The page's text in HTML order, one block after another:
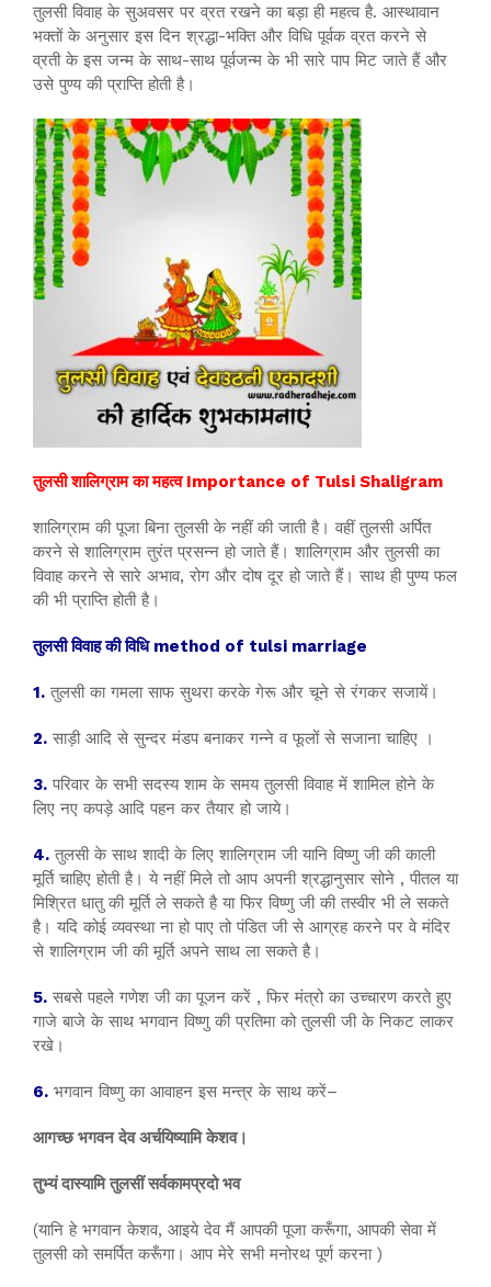
तुलसी विवाह के सुअवसर पर व्रत रखने का बड़ा ही महत्व है. आस्थावान
भक्तों के अनुसार इस दिन श्रद्धा-भक्ति और विधि पूर्वक व्रत करने से
व्रती के इस जन्म के साथ-साथ पूर्वजन्म के भी सारे पाप मिट जाते हैं और
उसे पुण्य की प्राप्ति होती है।
तुलसी शालिग्राम का महत्व Importance of Tulsi Shaligram
शालिग्राम की पूजा बिना तुलसी के नहीं की जाती है। वहीं तुलसी अर्पित
करने से शालिग्राम तुरंत प्रसन्‍न हो जाते हैं। शालिग्राम और तुलसी का
विवाह करने से सारे अभाव, रोग और दोष दूर हो जाते हैं। साथ ही पुण्‍य फल
की भी प्राप्ति होती है।
तुलसी विवाह की विधि method of tulsi marriage
1. तुलसी का गमला साफ सुथरा करके गेरू और चूने से रंगकर सजायें।
2. साड़ी आदि से सुन्दर मंडप बनाकर गन्ने व फूलों से सजाना चाहिए ।
3. परिवार के सभी सदस्य शाम के समय तुलसी विवाह में शामिल होने के
लिए नए कपड़े आदि पहन कर तैयार हो जाये।
4. तुलसी के साथ शादी के लिए शालिग्राम जी यानि विष्णु जी की काली
मूर्ति चाहिए होती है। ये नहीं मिले तो आप अपनी श्रद्धानुसार सोने , पीतल या
मिश्रित धातु की मूर्ति ले सकते है या फिर विष्णु जी की तस्वीर भी ले सकते
है। यदि कोई व्यवस्था ना हो पाए तो पंडित जी से आग्रह करने पर वे मंदिर
से शालिग्राम जी की मूर्ति अपने साथ ला सकते है।
5. सबसे पहले गणेश जी का पूजन करें , फिर मंत्रो का उच्चारण करते हुए
गाजे बाजे के साथ भगवान विष्णु की प्रतिमा को तुलसी जी के निकट लाकर
रखे।
6. भगवान विष्णु का आवाहन इस मन्त्र के साथ करें–
आगच्छ भगवन देव अर्चयिष्यामि केशव।
तुभ्यं दास्यामि तुलसीं सर्वकामप्रदो भव
(यानि हे भगवान केशव, आइये देव मैं आपकी पूजा करूँगा, आपकी सेवा में
तुलसी को समर्पित करूँगा। आप मेरे सभी मनोरथ पूर्ण करना )